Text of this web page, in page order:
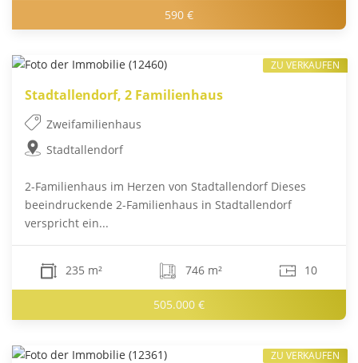
590 €
Stadtallendorf, 2 Familienhaus
Zweifamilienhaus
Stadtallendorf
2-Familienhaus im Herzen von Stadtallendorf Dieses
beeindruckende 2-Familienhaus in Stadtallendorf
verspricht ein...
235 m² 746 m² 10
505.000 €
ZU VERKAUFEN
ZU VERKAUFEN